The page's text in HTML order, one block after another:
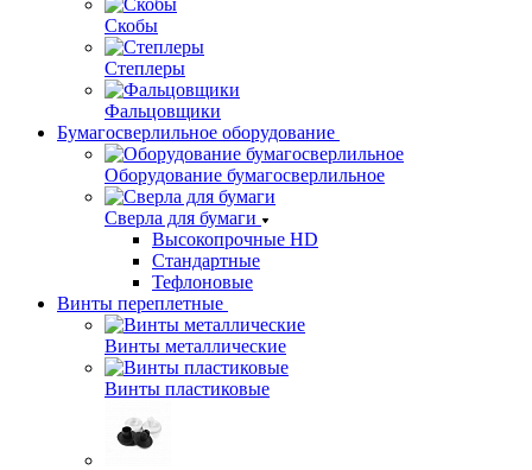
Скобы
Степлеры
Фальцовщики
Бумагосверлильное оборудование
Оборудование бумагосверлильное
Сверла для бумаги
Высокопрочные HD
Стандартные
Тефлоновые
Винты переплетные
Винты металлические
Винты пластиковые